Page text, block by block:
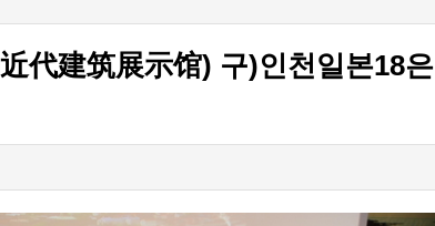
代建筑展示馆) 구)인천일본18은